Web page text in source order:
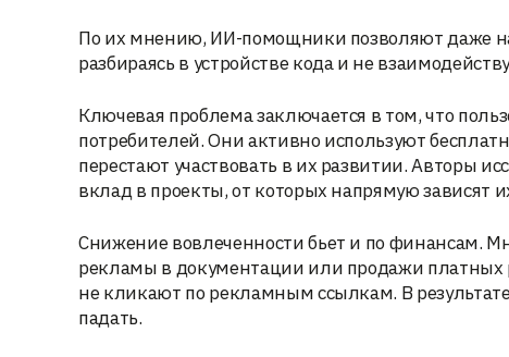
По их мнению, ИИ-помощники позволяют даже
разбираясь в устройстве кода и не
Ключевая проблема заключается в том, что
потребителей. Они активно используют
перестают участвовать в их развитии. Авторы
вклад в проекты, от которых напрямую зависят
Снижение вовлеченности бьет и по финансам.
рекламы в документации или продажи
не кликают по рекламным ссылкам. В
падать.